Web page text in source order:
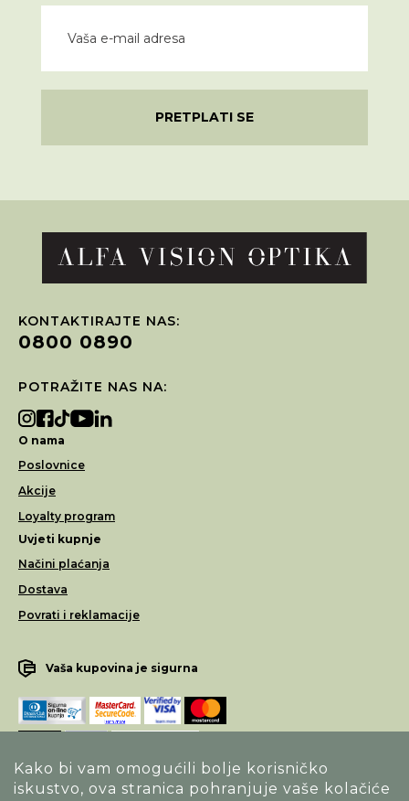
Kako bi vam omogućili bolje korisničko
iskustvo, ova stranica pohranjuje vaše kolačiće
PRETPLATI SE
KONTAKTIRAJTE NAS:
0800 0890
POTRAŽITE NAS NA:
O nama
Poslovnice
Akcije
Loyalty program
Uvjeti kupnje
Načini plaćanja
Dostava
Povrati i reklamacije
Vaša kupovina je sigurna